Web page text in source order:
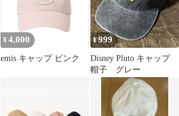
¥ 4,000
emis キャップ ピンク
¥999
Disney Pluto キャップ
帽子 グレー